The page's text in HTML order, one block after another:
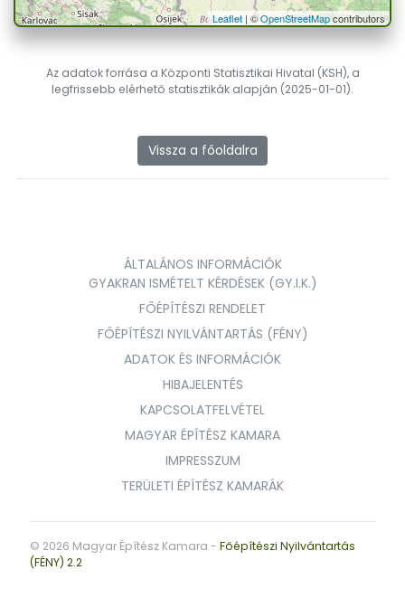
Leaflet| ©OpenStreetMapcontributors
Az adatok forrása a Központi Statisztikai Hivatal (KSH), a
legfrissebb elérhető statisztikák alapján (2025-01-01).
Vissza a főoldalra
ÁLTALÁNOS INFORMÁCIÓK
GYAKRAN ISMÉTELT KÉRDÉSEK (GY.I.K.)
FŐÉPÍTÉSZI RENDELET
FŐÉPÍTÉSZI NYILVÁNTARTÁS (FÉNY)
ADATOK ÉS INFORMÁCIÓK
HIBAJELENTÉS
KAPCSOLATFELVÉTEL
MAGYAR ÉPÍTÉSZ KAMARA
IMPRESSZUM
TERÜLETI ÉPÍTÉSZ KAMARÁK
© 2026 Magyar Építész Kamara - Főépítészi Nyilvántartás
(FÉNY) 2.2